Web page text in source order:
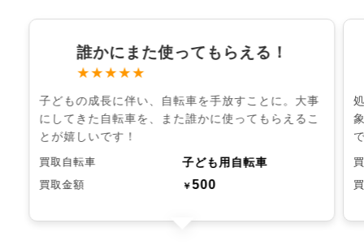
誰かにまた使ってもらえる！
★★★★★
子どもの成長に伴い、自転車を手放すことに。大事
にしてきた自転車を、また誰かに使ってもらえるこ
とが嬉しいです！
買取自転車 子ども用自転車
買取金額 ￥500